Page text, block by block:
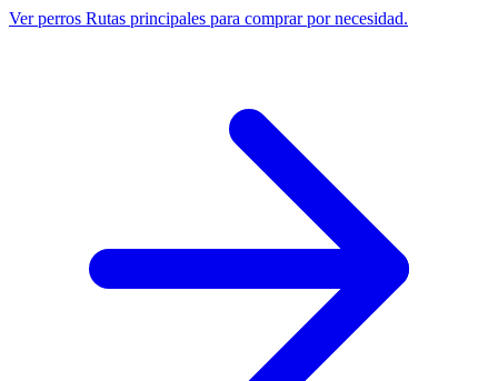
Ver perros Rutas principales para comprar por necesidad.